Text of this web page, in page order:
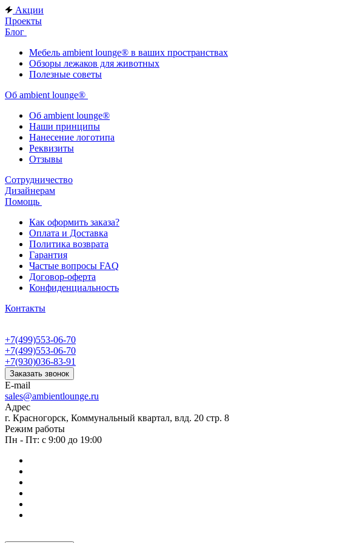
Акции
Проекты
Блог
Мебель ambient lounge® в ваших пространствах
Обзоры лежаков для животных
Полезные советы
Об ambient lounge®
Oб ambient lounge®
Наши принципы
Нанесение логотипа
Реквизиты
Отзывы
Сотрудничество
Дизайнерам
Помощь
Как оформить заказа?
Оплата и Доставка
Политика возврата
Гарантия
Частые вопросы FAQ
Договор-оферта
Конфиденциальность
Контакты
+7(499)553-06-70
+7(499)553-06-70
+7(930)036-83-91
Заказать звонок
E-mail
sales@ambientlounge.ru
Адрес
г. Красногорск, Коммунальный квартал, влд. 20 стр. 8
Режим работы
Пн - Пт: с 9:00 до 19:00